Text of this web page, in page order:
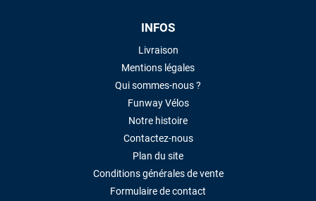
INFOS
Livraison
Mentions légales
Qui sommes-nous ?
Funway Vélos
Notre histoire
Contactez-nous
Plan du site
Conditions générales de vente
Formulaire de contact